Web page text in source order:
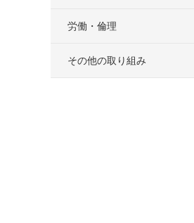
労働・倫理
その他の取り組み